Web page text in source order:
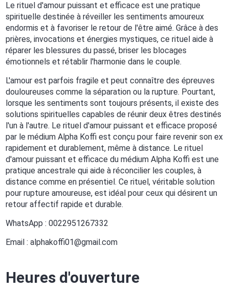
Le rituel d'amour puissant et efficace est une pratique
spirituelle destinée à réveiller les sentiments amoureux
endormis et à favoriser le retour de l'être aimé. Grâce à des
prières, invocations et énergies mystiques, ce rituel aide à
réparer les blessures du passé, briser les blocages
émotionnels et rétablir l'harmonie dans le couple.
L'amour est parfois fragile et peut connaître des épreuves
douloureuses comme la séparation ou la rupture. Pourtant,
lorsque les sentiments sont toujours présents, il existe des
solutions spirituelles capables de réunir deux êtres destinés
l'un à l'autre. Le rituel d'amour puissant et efficace proposé
par le médium Alpha Koffi est conçu pour faire revenir son ex
rapidement et durablement, même à distance. Le rituel
d'amour puissant et efficace du médium Alpha Koffi est une
pratique ancestrale qui aide à réconcilier les couples, à
distance comme en présentiel. Ce rituel, véritable solution
pour rupture amoureuse, est idéal pour ceux qui désirent un
retour affectif rapide et durable.
WhatsApp : 0022951267332
Email : alphakoffi01@gmail.com
Heures d'ouverture